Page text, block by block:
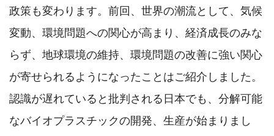
政策も変わります。前回、世界の潮流として、気候
変動、環境問題への関心が高まり、経済成長のみな
らず、地球環境の維持、環境問題の改善に強い関心
が寄せられるようになったことはご紹介しました。
認識が遅れていると批判される日本でも、分解可能
なバイオプラスチックの開発、生産が始まりまし